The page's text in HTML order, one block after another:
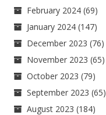
February 2024 (69)
January 2024 (147)
December 2023 (76)
November 2023 (65)
October 2023 (79)
September 2023 (65)
August 2023 (184)